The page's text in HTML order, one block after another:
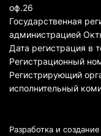
оф.26
Государственная
администрацией
Дата регистрация в
Регистрационный
Регистрирующий
исполнительный
Разработка и